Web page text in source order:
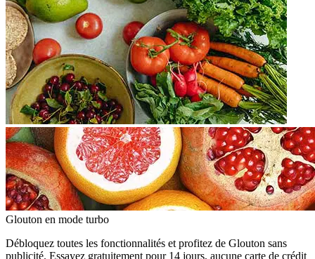
Glouton en mode turbo
Débloquez toutes les fonctionnalités et profitez de Glouton sans
publicité. Essayez gratuitement pour 14 jours, aucune carte de crédit